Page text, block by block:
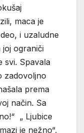
maca je
i uzaludne
joj ograniči
svi. Spavala
zadovoljno
prema
način. Sa
„ Ljubice
je nežno“,